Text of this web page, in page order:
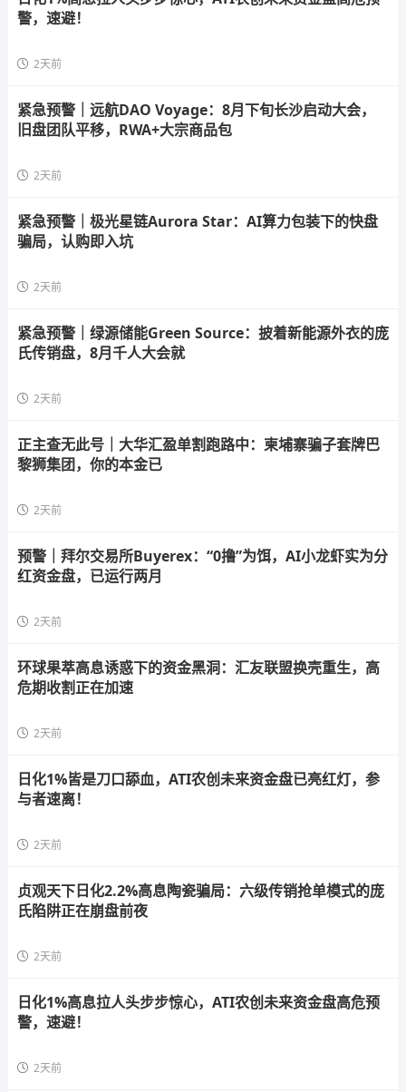
警，速避！
2天前
紧急预警｜远航DAO Voyage：8月下旬长沙启动大会，
旧盘团队平移，RWA+大宗商品包
2天前
紧急预警｜极光星链Aurora Star：AI算力包装下的快盘
骗局，认购即入坑
2天前
紧急预警｜绿源储能Green Source：披着新能源外衣的庞
氏传销盘，8月千人大会就
2天前
正主查无此号｜大华汇盈单割跑路中：柬埔寨骗子套牌巴
黎狮集团，你的本金已
2天前
预警｜拜尔交易所Buyerex：“0撸”为饵，AI小龙虾实为分
红资金盘，已运行两月
2天前
环球果萃高息诱惑下的资金黑洞：汇友联盟换壳重生，高
危期收割正在加速
2天前
日化1%皆是刀口舔血，ATI农创未来资金盘已亮红灯，参
与者速离！
2天前
贞观天下日化2.2%高息陶瓷骗局：六级传销抢单模式的庞
氏陷阱正在崩盘前夜
2天前
日化1%高息拉人头步步惊心，ATI农创未来资金盘高危预
警，速避！
2天前